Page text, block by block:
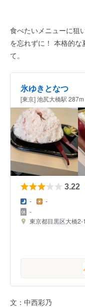
食べたいメニューに狙
を忘れずに！ 本格的な
て。
氷ゆきとなつ
[東京] 池尻大橋駅
3.22
- -
-
東京都目黒区大橋
文：中西彩乃